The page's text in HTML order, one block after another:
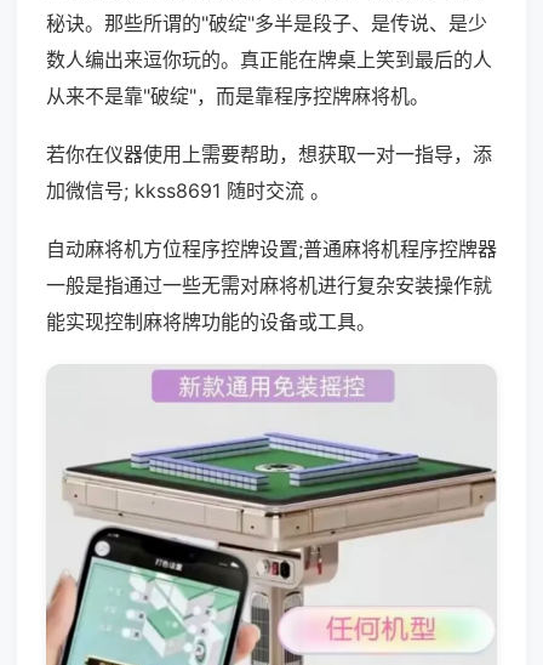
秘诀。那些所谓的"破绽"多半是段子、是传说、是少
数人编出来逗你玩的。真正能在牌桌上笑到最后的人
从来不是靠"破绽"，而是靠程序控牌麻将机。
若你在仪器使用上需要帮助，想获取一对一指导，添
加微信号; kkss8691 随时交流 。
自动麻将机方位程序控牌设置;普通麻将机程序控牌器
一般是指通过一些无需对麻将机进行复杂安装操作就
能实现控制麻将牌功能的设备或工具。